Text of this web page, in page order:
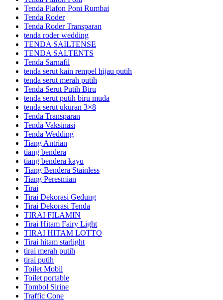
Tenda Plafon Poni Rumbai
Tenda Roder
Tenda Roder Transparan
tenda roder wedding
TENDA SAILTENSE
TENDA SALTENTS
Tenda Sarnafil
tenda serut kain rempel hijau putih
tenda serut merah putih
Tenda Serut Putih Biru
tenda serut putih biru muda
tenda serut ukuran 3×8
Tenda Transparan
Tenda Vaksinasi
Tenda Wedding
Tiang Antrian
tiang bendera
tiang bendera kayu
Tiang Bendera Stainless
Tiang Peresmian
Tirai
Tirai Dekorasi Gedung
Tirai Dekorasi Tenda
TIRAI FILAMIN
Tirai Hitam Fairy Light
TIRAI HITAM LOTTO
Tirai hitam starlight
tirai merah putih
tirai putih
Toilet Mobil
Toilet portable
Tombol Sirine
Traffic Cone